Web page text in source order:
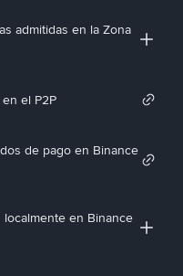
admitidas en la Zona
el P2P
de pago en Binance
en Binance